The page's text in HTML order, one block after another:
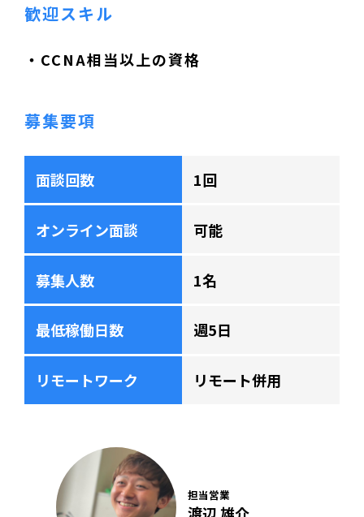
歓迎スキル
・CCNA相当以上の資格
募集要項
面談回数 1回
オンライン面談 可能
募集人数 1名
最低稼働日数 週5日
リモートワーク リモート併用
担当営業
渡辺 雄介